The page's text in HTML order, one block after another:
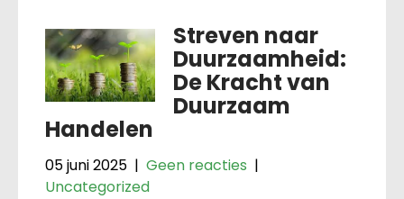
Streven naar
Duurzaamheid:
De Kracht van
Duurzaam
Handelen
05 juni 2025 | Geen reacties |
Uncategorized